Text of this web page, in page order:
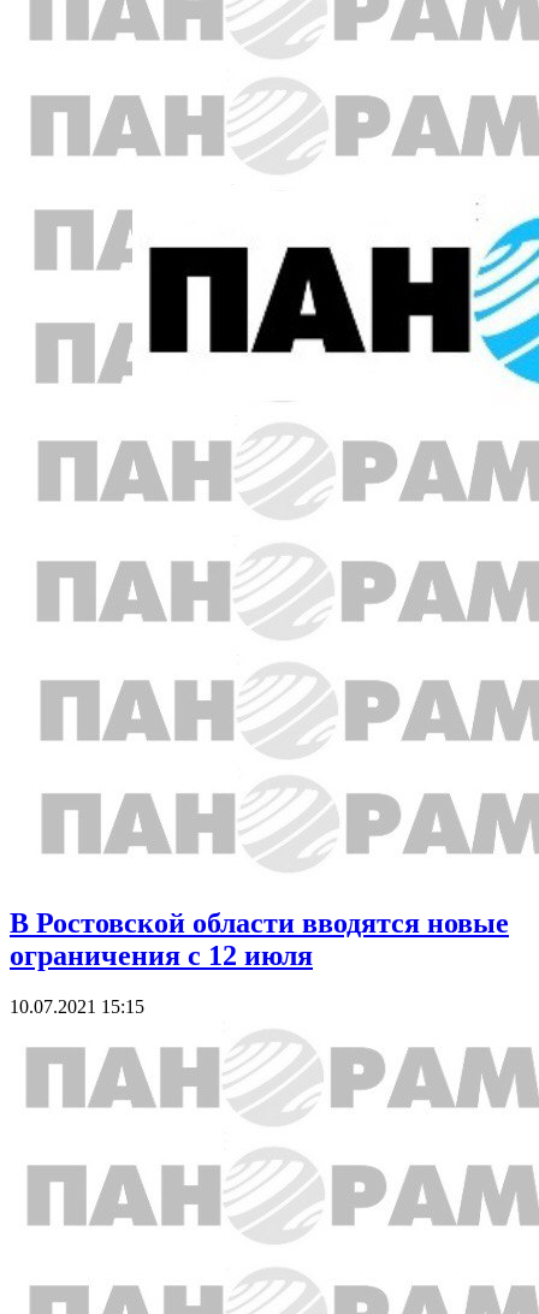
В Ростовской области вводятся новые
ограничения с 12 июля
10.07.2021 15:15